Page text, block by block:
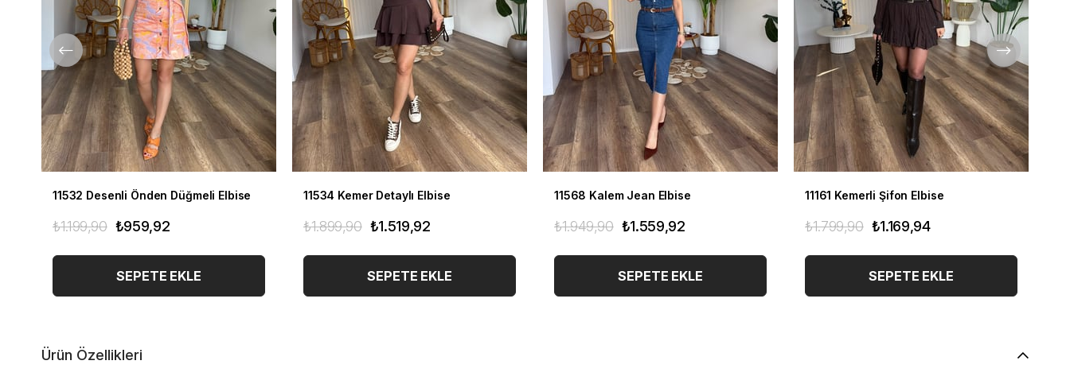
11532 Desenli Önden Düğmeli Elbise
₺959,92
₺1.199,90
SEPETE EKLE
11534 Kemer Detaylı Elbise
₺1.519,92
₺1.899,90
SEPETE EKLE
11568 Kalem Jean Elbise
₺1.559,92
₺1.949,90
SEPETE EKLE
11161 Kemerli Şifon Elbise
₺1.169,94
₺1.799,90
SEPETE EKLE
Ürün Özellikleri